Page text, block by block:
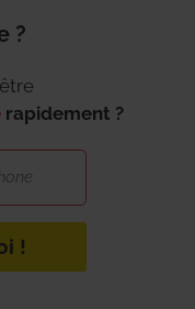
?
rapidement ?
!